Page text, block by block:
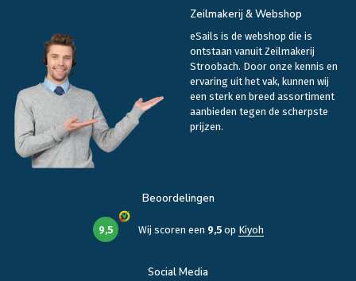
Zeilmakerij & Webshop
eSails is de webshop die is
ontstaan vanuit Zeilmakerij
Stroobach. Door onze kennis en
ervaring uit het vak, kunnen wij
een sterk en breed assortiment
aanbieden tegen de scherpste
prijzen.
Beoordelingen
9,5 Wij scoren een 9,5op Kiyoh
Social Media